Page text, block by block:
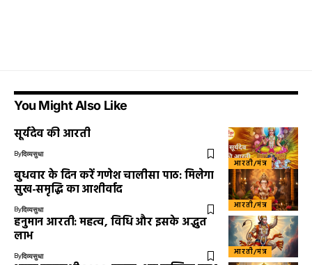
You Might Also Like
आरती/मंत्र
सूर्यदेव की आरती
Byदिव्यसुधा
आरती/मंत्र
बुधवार के दिन करें गणेश चालीसा पाठ: मिलेगा
सुख-समृद्धि का आशीर्वाद
Byदिव्यसुधा
आरती/मंत्र
हनुमान आरती: महत्व, विधि और इसके अद्भुत
लाभ
Byदिव्यसुधा